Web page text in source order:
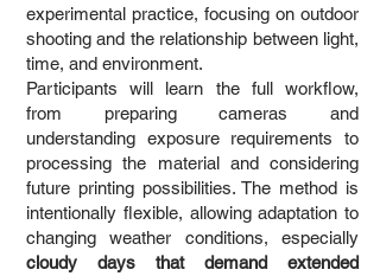
experimental practice, focusing on outdoor
shooting and the relationship between light,
time, and environment.
Participants will learn the full workflow,
from preparing cameras and
understanding exposure requirements to
processing the material and considering
future printing possibilities. The method is
intentionally flexible, allowing adaptation to
changing weather conditions, especially
cloudy days that demand extended